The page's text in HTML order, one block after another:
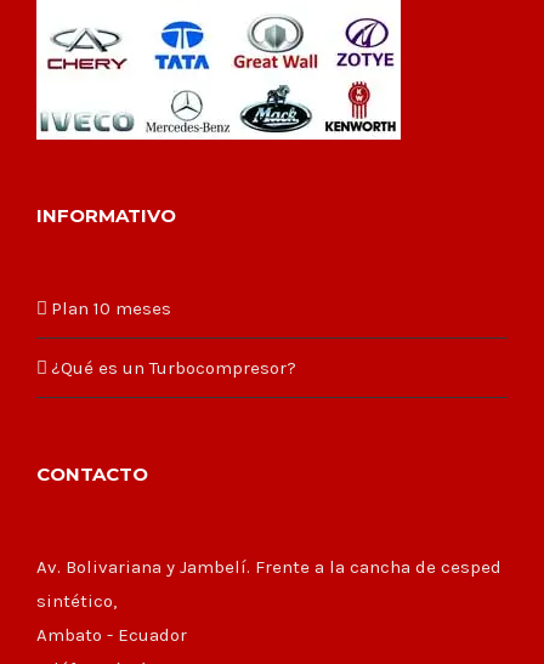
INFORMATIVO
Plan 10 meses
¿Qué es un Turbocompresor?
CONTACTO
Av. Bolivariana y Jambelí. Frente a la cancha de cesped
sintético,
Ambato - Ecuador